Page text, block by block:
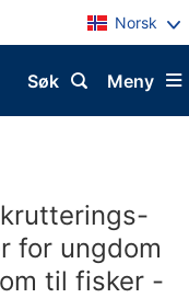
Norsk
Meny
Søk
for ungdom
til fisker -